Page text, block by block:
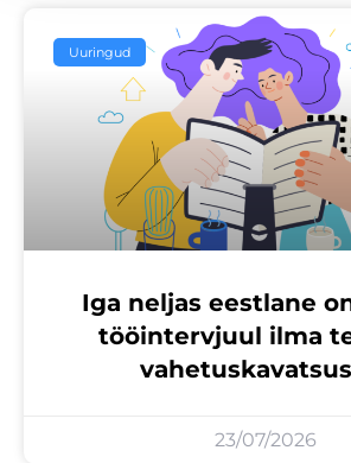
Uuringud
Iga neljas eestlane
tööintervjuul ilma
23/07/2026